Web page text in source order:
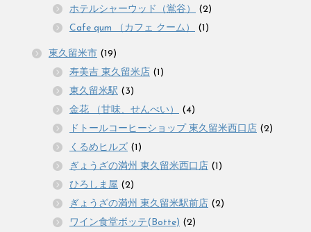
ホテルシャーウッド（鴬谷）
(2)
Cafe qum （カフェ クーム）
(1)
東久留米市 (19)
寿美吉 東久留米店 (1)
東久留米駅 (3)
金花 （甘味、せんべい）
(4)
ドトールコーヒーショップ 東久留米西口店 (2)
くるめヒルズ (1)
ぎょうざの満州 東久留米西口店 (1)
ひろしま屋 (2)
ぎょうざの満州 東久留米駅前店 (2)
ワイン食堂ボッテ(Botte) (2)